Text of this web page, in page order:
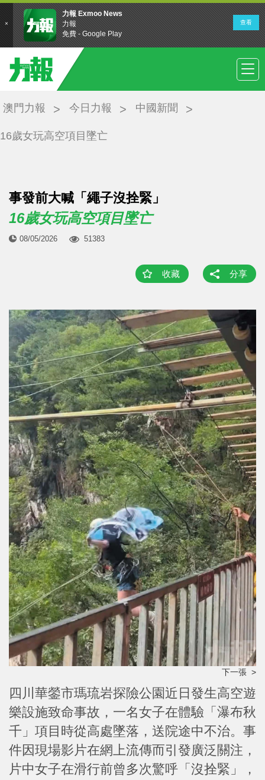
澳門力報 今日力報 中國新聞
16歲女玩高空項目墜亡
事發前大喊「繩子沒拴緊」
16歲女玩高空項目墜亡
08/05/2026 51383
收藏 分享
下一張 >
四川華鎣市瑪琉岩探險公園近日發生高空遊
樂設施致命事故，一名女子在體驗「瀑布秋
千」項目時從高處墜落，送院途中不治。事
件因現場影片在網上流傳而引發廣泛關注，
片中女子在滑行前曾多次驚呼「沒拴緊」，